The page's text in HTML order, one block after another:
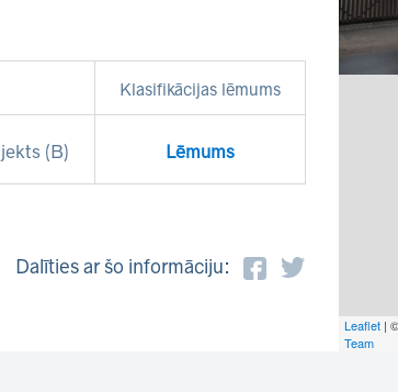
Klasifikācijas lēmums
(B) Lēmums
Dalīties ar šo informāciju:
Leaflet |
Team